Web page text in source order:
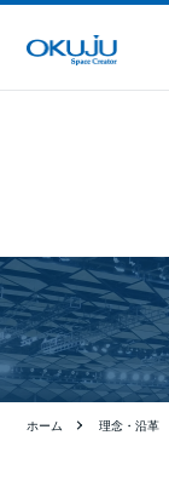
ホーム 理念・沿革